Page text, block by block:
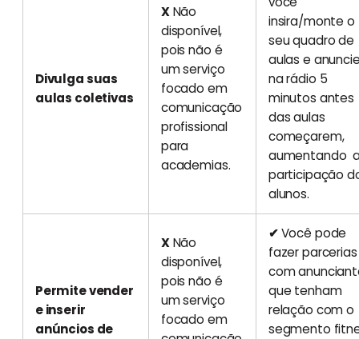
Divulga suas
aulas coletivas
XNão
disponível,
pois não é
um serviço
focado em
comunicação
profissional
para
academias.
insira/monte o
seu quadro de
aulas e
na rádio 5
minutos antes
das aulas
começarem,
aumentando
participação
alunos.
Permite vender
e inserir
anúncios de
XNão
disponível,
pois não é
um serviço
focado em
✔Você pode
fazer parcerias
com
que tenham
relação com o
segmento